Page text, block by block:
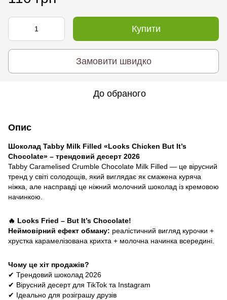
Купити
Замовити швидко
До обраного
Опис
Шоколад Tabby Milk Filled «Looks Chicken But It’s
Chocolate» – трендовий десерт 2026
Tabby Caramelised Crumble Chocolate Milk Filled — це вірусний
тренд у світі солодощів, який виглядає як смажена куряча
ніжка, але насправді це ніжний молочний шоколад із кремовою
начинкою.
🔥 Looks Fried – But It’s Chocolate!
Неймовірний ефект обману: реалістичний вигляд курочки +
хрустка карамелізована крихта + молочна начинка всередині.
Чому це хіт продажів?
✔ Трендовий шоколад 2026
✔ Вірусний десерт для TikTok та Instagram
✔ Ідеально для розіграшу друзів